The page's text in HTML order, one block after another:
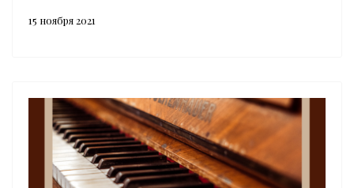
15 ноября 2021